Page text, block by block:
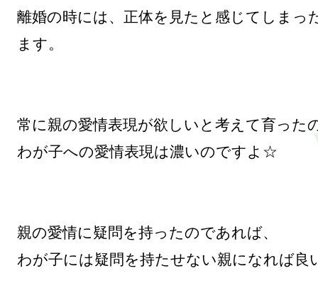
離婚の時には、正体を見たと感じてしまっ
ます。
常に親の愛情表現が欲しいと考えて育った
わが子への愛情表現は濃いのですよ☆
親の愛情に疑問を持ったのであれば、
わが子には疑問を持たせない親になれば良